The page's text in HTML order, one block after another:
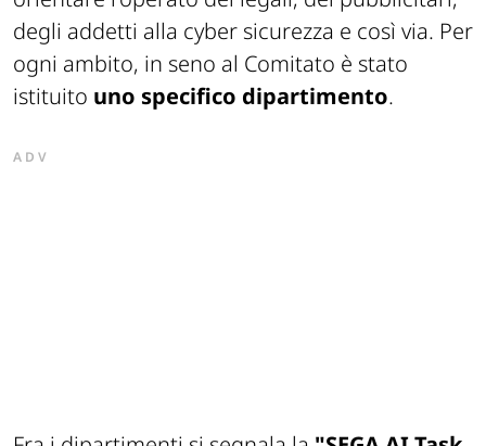
degli addetti alla cyber sicurezza e così via. Per
ogni ambito, in seno al Comitato è stato
istituito uno specifico dipartimento.
ADV